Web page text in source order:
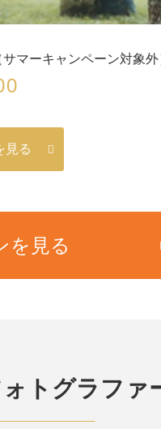
マーキャンペーン対象外
見る
を見る
トグラファ